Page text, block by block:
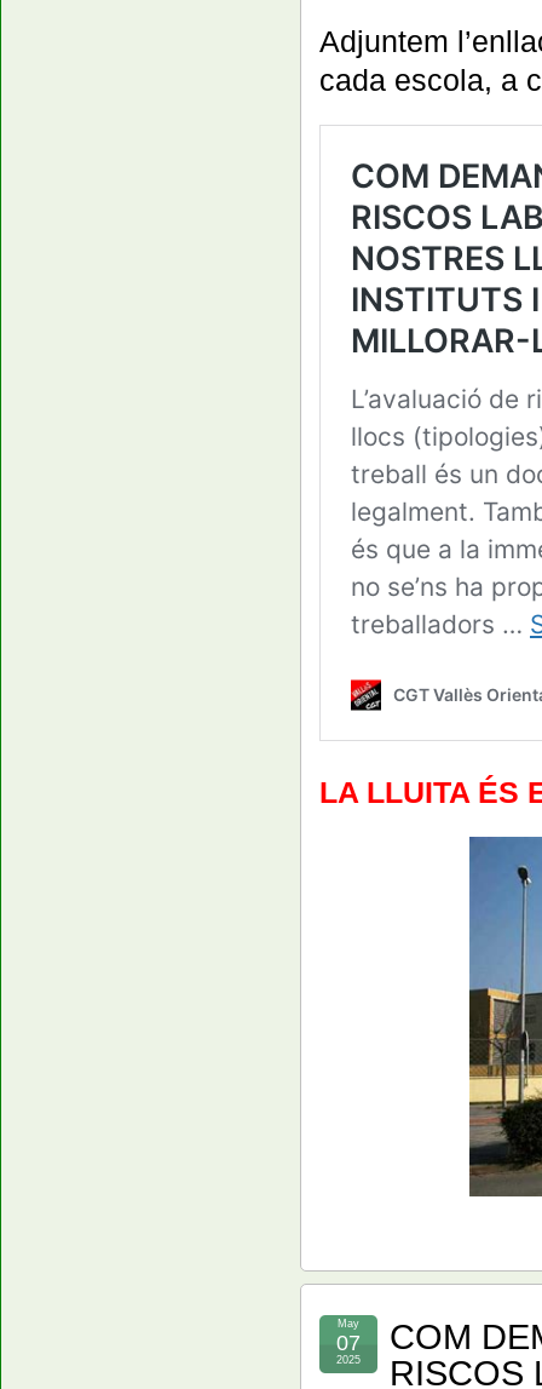
Adjuntem
cada escola, a
LA LLUITA ÉS
COM
RISCOS
May
07
2025